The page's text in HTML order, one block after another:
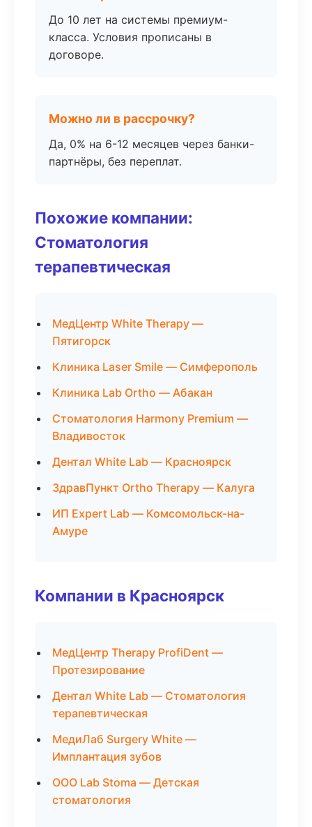
До 10 лет на системы премиум-
класса. Условия прописаны в
договоре.
Можно ли в рассрочку?
Да, 0% на 6-12 месяцев через банки-
партнёры, без переплат.
Похожие компании:
Стоматология
терапевтическая
МедЦентр White Therapy —
Пятигорск
Клиника Laser Smile — Симферополь
Клиника Lab Ortho — Абакан
Стоматология Harmony Premium —
Владивосток
Дентал White Lab — Красноярск
ЗдравПункт Ortho Therapy — Калуга
ИП Expert Lab — Комсомольск-на-
Амуре
Компании в Красноярск
МедЦентр Therapy ProfiDent —
Протезирование
Дентал White Lab — Стоматология
терапевтическая
МедиЛаб Surgery White —
Имплантация зубов
ООО Lab Stoma — Детская
стоматология